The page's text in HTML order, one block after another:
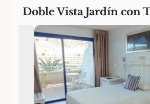
Doble Vista Jardín con